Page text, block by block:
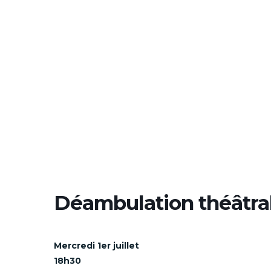
Déambulation
Mercredi 1er juillet
18h30